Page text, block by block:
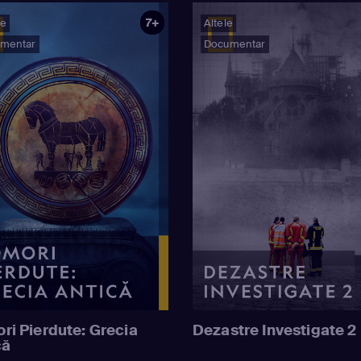
7+
Pierdute: Grecia
Altele
Documentar
Dezastre Investigate 2